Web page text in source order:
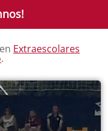
Extraescolares
.